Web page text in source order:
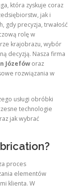
która zyskuje coraz
jak i
gdy precyzja, trwałość
rolę w
krajobrazu, wybór
decyzją. Nasza firma
Józefóworaz
rozwiązania w
usługi obróbki
technologie
jak wybrać
proces
elementów
klienta. W